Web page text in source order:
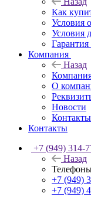
Как
Условия
Условия
Гарантия
Компания
Назад
О
Новости
Контакты
Контакты
+7 (949) 314-
Назад
+7 (949)
+7 (949)